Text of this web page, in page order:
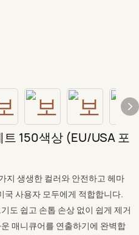
150색상 (EU/USA 포
지 생생한 컬러와 안전하고 헤마
국 사용자 모두에게 적합합니다.
도 쉽고 손톱 손상 없이 쉽게 제거
매니큐어를 연출하기에 완벽합